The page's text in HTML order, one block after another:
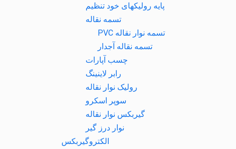
پایه رولیکهای خود تنظیم
تسمه نقاله
تسمه نوار نقاله PVC
تسمه نقاله آجدار
چسب آپارات
رابر لاینینگ
رولیک نوار نقاله
سوپر اسکرو
گیربکس نوار نقاله
نوار درز گیر
الکتروگیربکس